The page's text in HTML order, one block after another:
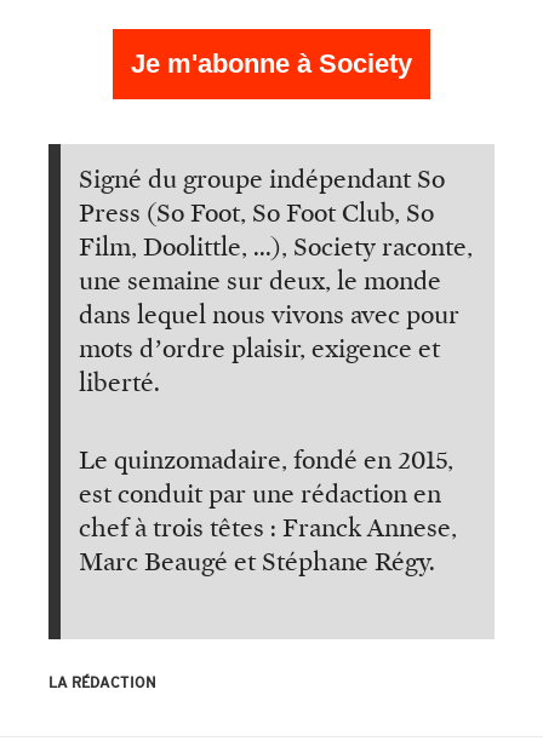
Je m'abonne à Society
Signé du groupe indépendant So
Press (So Foot, So Foot Club, So
Film, Doolittle, ...), Society raconte,
une semaine sur deux, le monde
dans lequel nous vivons avec pour
mots d’ordre plaisir, exigence et
liberté.
Le quinzomadaire, fondé en 2015,
est conduit par une rédaction en
chef à trois têtes : Franck Annese,
Marc Beaugé et Stéphane Régy.
LA RÉDACTION